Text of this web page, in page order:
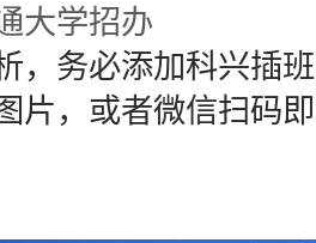
大学招办
，务必添加科兴插
片，或者微信扫码